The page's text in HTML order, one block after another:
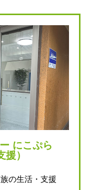
にこぷら
援）
の生活・支援